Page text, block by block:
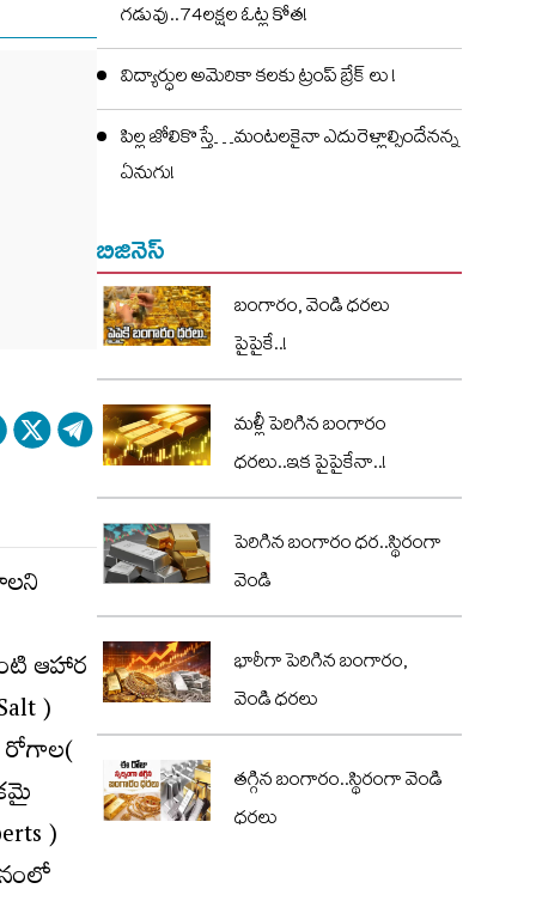
ఆహార
)
రోగాల(
)
గడువు..74లక్షల ఓట్ల కోత!
విద్యార్ధుల అమెరికా కలకు ట్రంప్ బ్రేక్ లు !
పిల్ల జోలికొస్తే…మంటలకైనా ఎదురెళ్లాల్సిందేనన్న
ఏనుగు!
బిజినెస్
బంగారం, వెండి ధరలు
పైపైకే..!
మళ్లీ పెరిగిన బంగారం
ధరలు..ఇక పైపైకేనా..!
పెరిగిన బంగారం ధర..స్థిరంగా
వెండి
భారీగా పెరిగిన బంగారం,
వెండి ధరలు
తగ్గిన బంగారం..స్థిరంగా వెండి
ధరలు